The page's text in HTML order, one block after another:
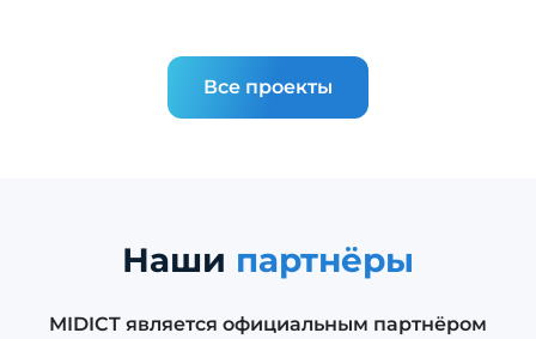
Все проекты
Наши партнёры
MIDICT является официальным партнёром